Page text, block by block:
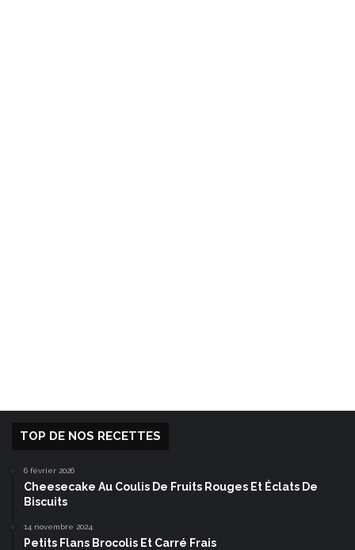
TOP DE NOS RECETTES
6 février 2026
Cheesecake Au Coulis De Fruits Rouges Et Éclats De
Biscuits
14 novembre 2024
Petits Flans Brocolis Et Carré Frais